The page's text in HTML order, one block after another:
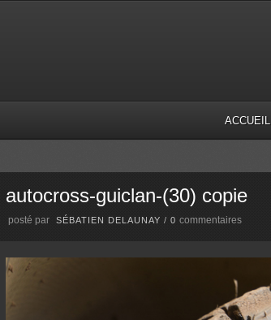
ACCUEIL
autocross-guiclan-(30) copie
posté par SÉBATIEN DELAUNAY / 0 commentaires